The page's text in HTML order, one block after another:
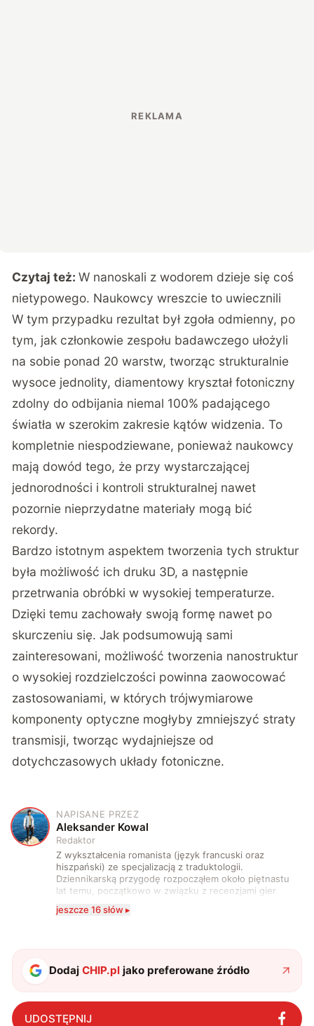
Czytaj też:W nanoskali z wodorem dzieje się coś
nietypowego. Naukowcy wreszcie to uwiecznili
W tym przypadku rezultat był zgoła odmienny, po
tym, jak członkowie zespołu badawczego ułożyli
na sobie ponad 20 warstw, tworząc strukturalnie
wysoce jednolity, diamentowy kryształ fotoniczny
zdolny do odbijania niemal 100% padającego
światła w szerokim zakresie kątów widzenia. To
kompletnie niespodziewane, ponieważ naukowcy
mają dowód tego, że przy wystarczającej
jednorodności i kontroli strukturalnej nawet
pozornie nieprzydatne materiały mogą bić
rekordy.
Bardzo istotnym aspektem tworzenia tych struktur
była możliwość ich druku 3D, a następnie
przetrwania obróbki w wysokiej temperaturze.
Dzięki temu zachowały swoją formę nawet po
skurczeniu się. Jak podsumowują sami
zainteresowani, możliwość tworzenia nanostruktur
o wysokiej rozdzielczości powinna zaowocować
zastosowaniami, w których trójwymiarowe
komponenty optyczne mogłyby zmniejszyć straty
transmisji, tworząc wydajniejsze od
dotychczasowych układy fotoniczne.
A
NAPISANE PRZEZ
Aleksander Kowal
Redaktor
Z wykształcenia romanista (język francuski oraz
hiszpański) ze specjalizacją z traduktologii.
Dziennikarską przygodę rozpocząłem około piętnastu
lat temu, początkowo w związku z recenzjami gier
komputerowych i filmów. Obecnie publikuję
zdecydowanie częściej na tematy związane z nauką
także uprawiać oraz oglądać sport.
jeszcze 16 słów ▸
DodajCHIP.pl jako preferowane źródło
UDOSTĘPNIJ